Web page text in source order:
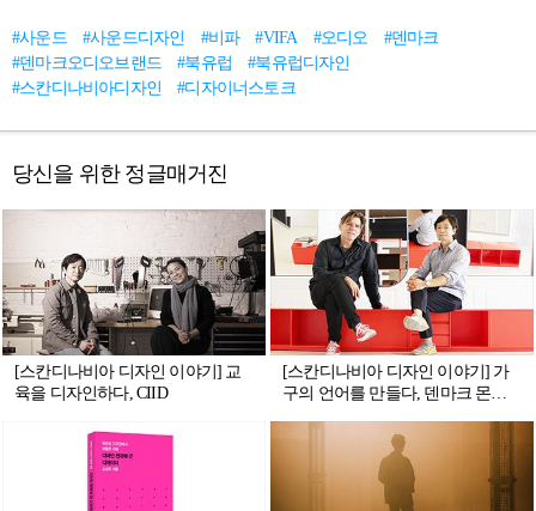
#사운드 #사운드디자인 #비파 #VIFA #오디오
#덴마크
#덴마크오디오브랜드
#북유럽
#북유럽디자인
#스칸디나비아디자인
#디자이너스토크
당신을 위한 정글매거진
[스칸디나비아 디자인 이야기] 교
육을 디자인하다, CIID
[스칸디나비아 디자인 이야기] 가
구의 언어를 만들다, 덴마크 몬타